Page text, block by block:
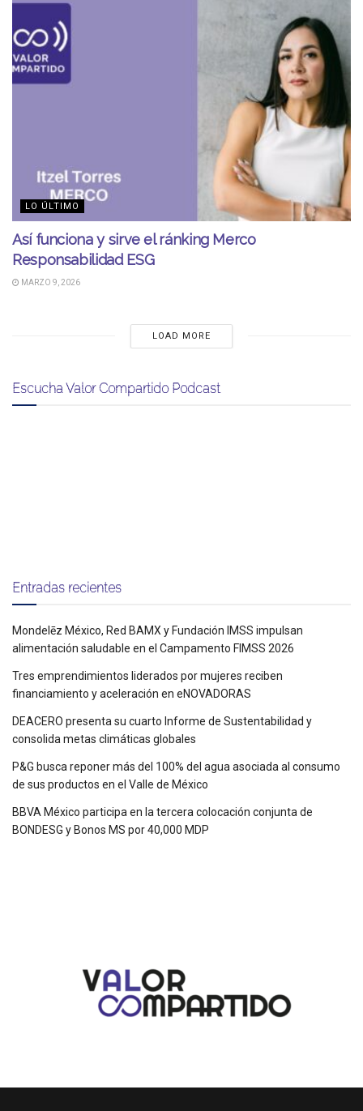
LO ÚLTIMO
Así funciona y sirve el ránking Merco
Responsabilidad ESG
MARZO 9, 2026
LOAD MORE
Escucha Valor Compartido Podcast
Entradas recientes
Mondelēz México, Red BAMX y Fundación IMSS impulsan
alimentación saludable en el Campamento FIMSS 2026
Tres emprendimientos liderados por mujeres reciben
financiamiento y aceleración en eNOVADORAS
DEACERO presenta su cuarto Informe de Sustentabilidad y
consolida metas climáticas globales
P&G busca reponer más del 100% del agua asociada al consumo
de sus productos en el Valle de México
BBVA México participa en la tercera colocación conjunta de
BONDESG y Bonos MS por 40,000 MDP